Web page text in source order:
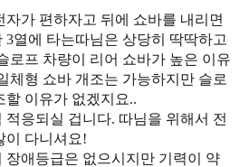
자가 편하자고 뒤에 쇼바를 내리면
3열에 타는따님은 상당히 딱딱하고
로프 차량이 리어 쇼바가 높은 이유
체형 쇼바 개조는 가능하지만 슬로
할 이유가 없겠지요..
적응되실 겁니다. 따님을 위해서 전
이 다니셔요!
장애등급은 없으시지만 기력이 약